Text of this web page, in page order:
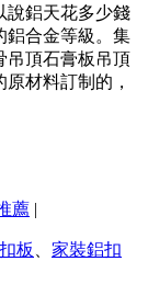
說鋁天花多少錢
鋁合金等級。集
吊頂石膏板吊頂
材料訂制的，
薦 |
板
家裝鋁扣